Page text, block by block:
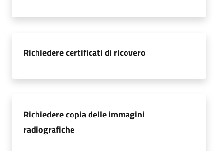
Richiedere certificati di ricovero
Richiedere copia delle immagini
radiografiche